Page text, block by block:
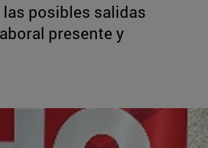
posibles salidas
presente y